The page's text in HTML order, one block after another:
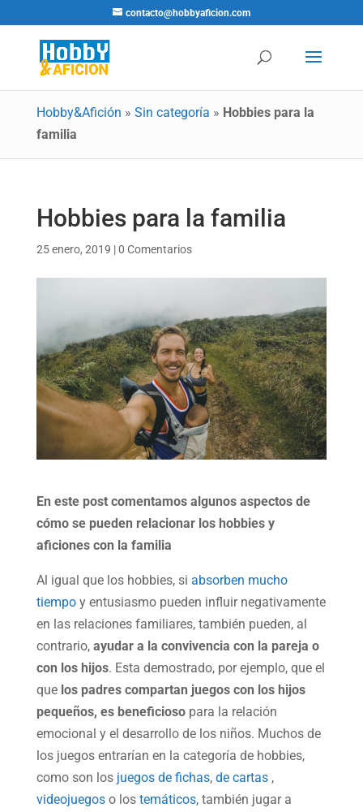
contacto@hobbyaficion.com
Hobby&Afición » Sin categoría » Hobbies para la
familia
Hobbies para la familia
25 enero, 2019 |0 Comentarios
En este post comentamos algunos aspectos de
cómo se pueden relacionar los hobbies y
aficiones con la familia
Al igual que los hobbies, si absorben mucho
tiempoy entusiasmo pueden influir negativamente
en las relaciones familiares, también pueden, al
contrario, ayudar a la convivencia con la pareja o
con los hijos. Esta demostrado, por ejemplo, que el
quelos padres compartan juegos con los hijos
pequeños, es beneficiosopara la relación
emocional y el desarrollo de los niños. Muchos de
los juegos entrarían en la categoría de hobbies,
como son los juegos de fichas, de cartas,
videojuegoso los temáticos, también jugar a